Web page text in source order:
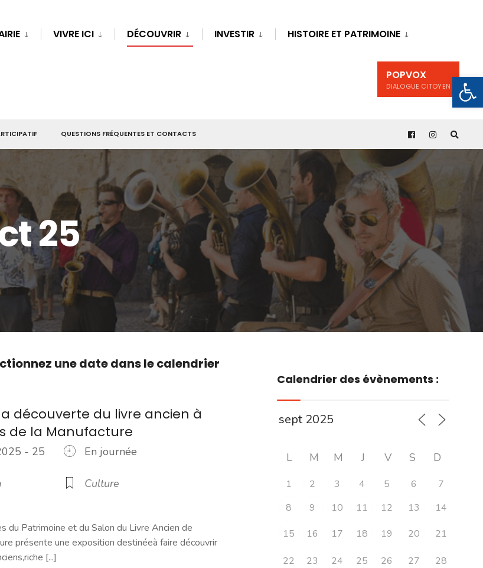
VIVRE ICI DÉCOUVRIR INVESTIR HISTOIRE ET PATRIMOINE
POPVOX
DIALOGUE CITOYEN
QUESTIONS FRÉQUENTES ET CONTACTS
25
une date dans le calendrier
la découverte du livre ancien à
de la Manufacture
- 25
En journée
Culture
du Patrimoine et du Salon du Livre Ancien de
présente une exposition destinéeà faire découvrir
[...]
Calendrier des évènements :
L M M J V S D
1 2 3 4 5 6
7
8
9 10 11 12 13
14
15
16 17 18 19 20 21
22 23 24 25 26 27 28